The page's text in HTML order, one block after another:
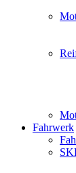
Fahrwerk